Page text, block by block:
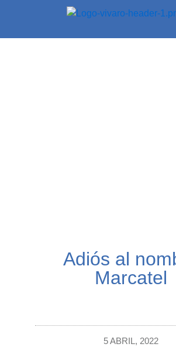
Adiós al
Marcatel
5 ABRIL, 2022